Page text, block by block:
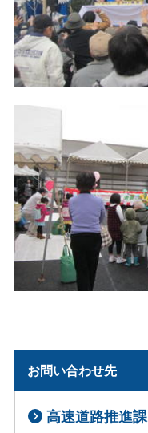
お問い合わせ先
高速道路推進課